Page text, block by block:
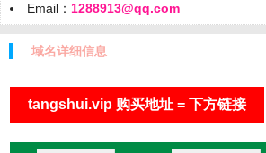
Email： 1288913@qq.com
域名详细信息
tangshui.vip 购买地址 = 下方链接